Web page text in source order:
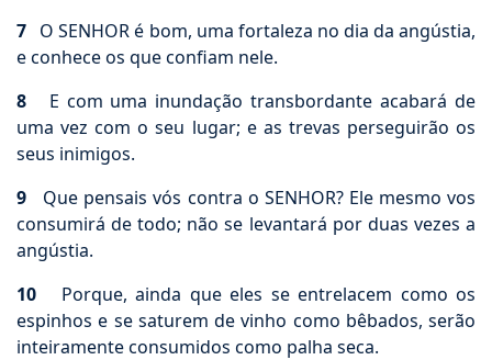
7 O SENHOR é bom, uma fortaleza no dia da angústia,
e conhece os que confiam nele.
8 E com uma inundação transbordante acabará de
uma vez com o seu lugar; e as trevas perseguirão os
seus inimigos.
9 Que pensais vós contra o SENHOR? Ele mesmo vos
consumirá de todo; não se levantará por duas vezes a
angústia.
10 Porque, ainda que eles se entrelacem como os
espinhos e se saturem de vinho como bêbados, serão
inteiramente consumidos como palha seca.